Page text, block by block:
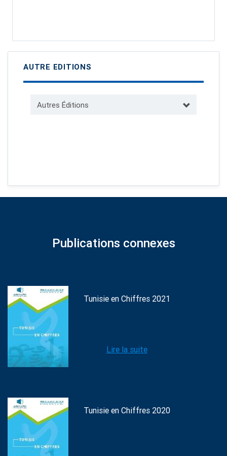
AUTRE EDITIONS
Autres Éditions
Publications connexes
Tunisie en Chiffres 2021
Lire la suite
Tunisie en Chiffres 2020